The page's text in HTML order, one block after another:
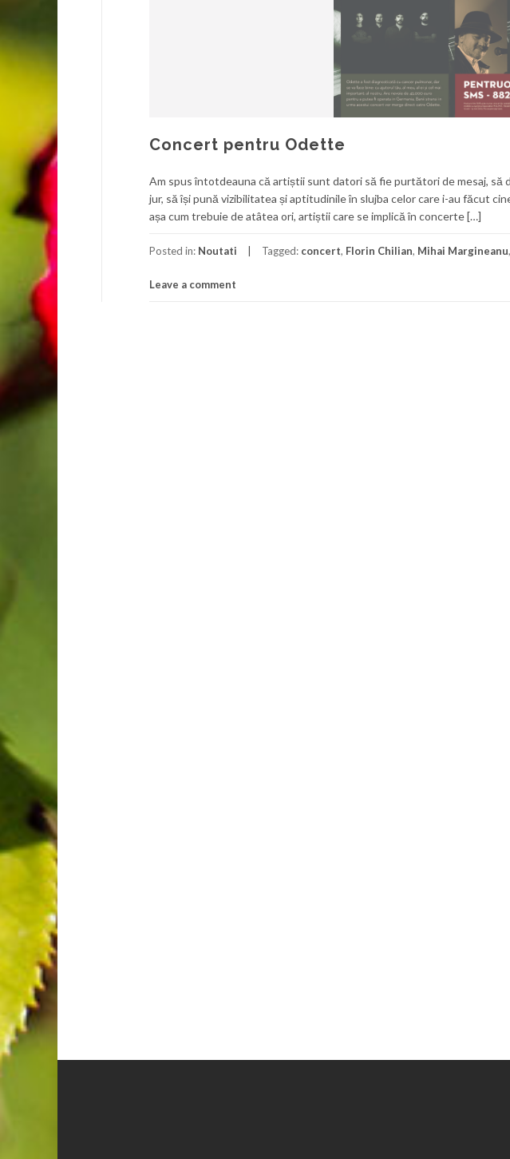
Concert pentru Odette
Am spus întotdeauna că artiștii sunt datori să fie purtători de mesaj, să
jur, să își pună vizibilitatea și aptitudinile în slujba celor care i-au făcut
așa cum trebuie de atâtea ori, artiștii care se implică în concerte […]
Posted in: Noutati Tagged: concert, Florin Chilian, Mihai Margineanu,
Leave a comment